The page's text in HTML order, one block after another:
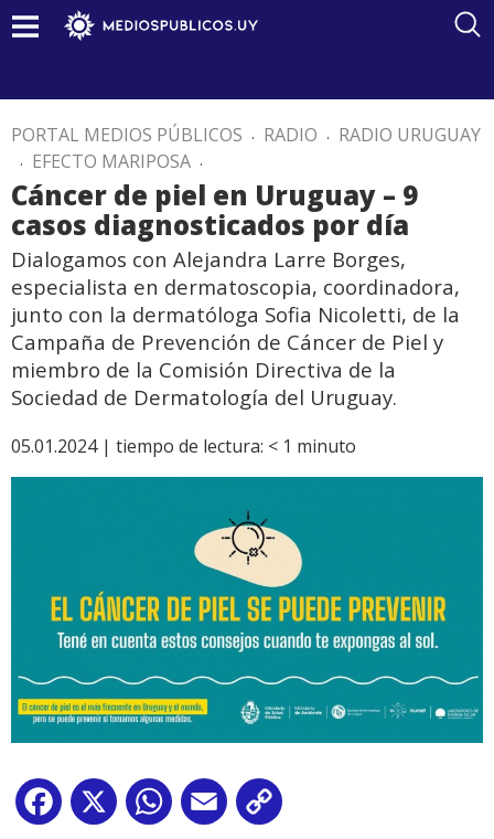
PORTAL MEDIOS PÚBLICOS . RADIO . RADIO URUGUAY
. EFECTO MARIPOSA .
Cáncer de piel en Uruguay – 9
casos diagnosticados por día
Dialogamos con Alejandra Larre Borges,
especialista en dermatoscopia, coordinadora,
junto con la dermatóloga Sofia Nicoletti, de la
Campaña de Prevención de Cáncer de Piel y
miembro de la Comisión Directiva de la
Sociedad de Dermatología del Uruguay.
05.01.2024 | tiempo de lectura: < 1 minuto
Facebook
X WhatsApp
Email